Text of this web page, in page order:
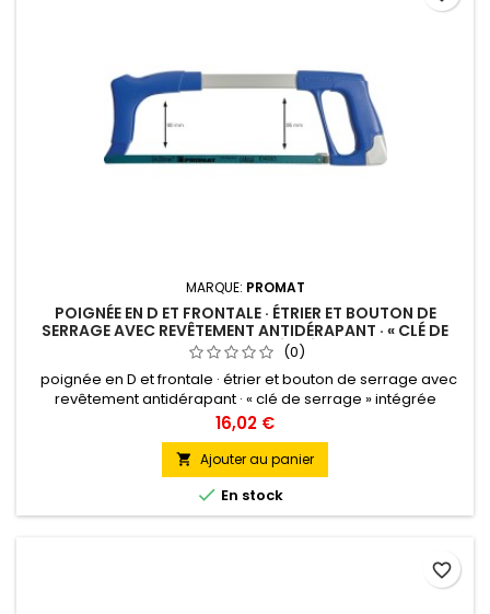
MARQUE: PROMAT
POIGNÉE EN D ET FRONTALE · ÉTRIER ET BOUTON DE
SERRAGE AVEC REVÊTEMENT ANTIDÉRAPANT · « CLÉ DE
SERRAGE » INTÉGRÉE
(0)
poignée en D et frontale · étrier et bouton de serrage avec
revêtement antidérapant · « clé de serrage » intégrée
Prix
16,02 €
 Ajouter au panier
 En stock
favorite_border